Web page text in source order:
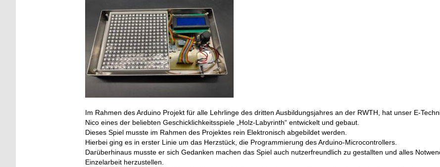
Im Rahmen des Arduino Projekt für alle Lehrlinge des dritten Ausbildungsjahres an der RWTH, hat unser E-
Nico eines der beliebten Geschicklichkeitsspiele „Holz-Labyrinth“ entwickelt und gebaut.
Dieses Spiel musste im Rahmen des Projektes rein Elektronisch abgebildet werden.
Hierbei ging es in erster Linie um das Herzstück, die Programmierung des Arduino-Microcontrollers.
Darüberhinaus musste er sich Gedanken machen das Spiel auch nutzerfreundlich zu gestallten und alles
Einzelarbeit herzustellen.